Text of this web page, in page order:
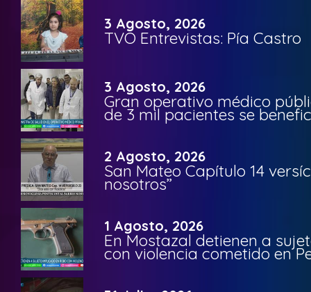
3 Agosto, 2026
TVO Entrevistas: Pía Castro
3 Agosto, 2026
Gran operativo médico
de 3 mil pacientes se
2 Agosto, 2026
San Mateo Capítulo 14
nosotros”
1 Agosto, 2026
En Mostazal detienen a
con violencia cometido en